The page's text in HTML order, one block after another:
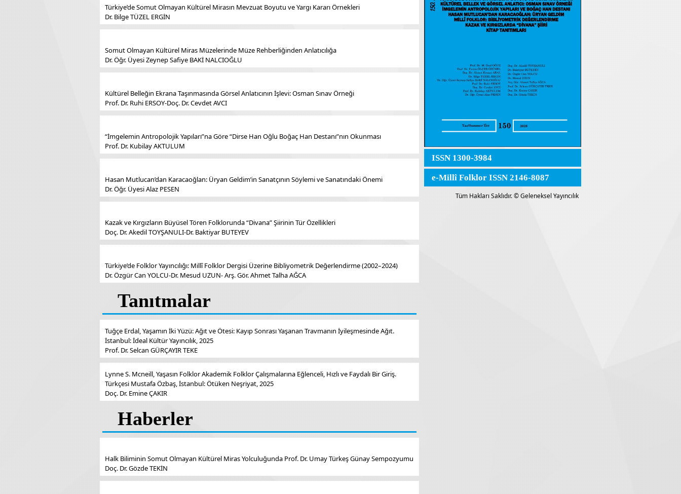
Türkiye’de Somut Olmayan Kültürel Mirasın Mevzuat Boyutu ve Yargı Kararı Örnekleri
Dr. Bilge TÜZEL ERGİN
Somut Olmayan Kültürel Miras Müzelerinde Müze Rehberliğinden Anlatıcılığa
Dr. Öğr. Üyesi Zeynep Safiye BAKİ NALCIOĞLU
Kültürel Belleğin Ekrana Taşınmasında Görsel Anlatıcının İşlevi: Osman Sınav Örneği
Prof. Dr. Ruhi ERSOY-Doç. Dr. Cevdet AVCI
“İmgelemin Antropolojik Yapıları”na Göre “Dirse Han Oğlu Boğaç Han Destanı”nın Okunması
Prof. Dr. Kubilay AKTULUM
Hasan Mutlucan’dan Karacaoğlan: Üryan Geldim’in Sanatçının Söylemi ve Sanatındaki Önemi
Dr. Öğr. Üyesi Alaz PESEN
Kazak ve Kırgızların Büyüsel Tören Folklorunda “Divana” Şiirinin Tür Özellikleri
Doç. Dr. Akedil TOYŞANULI-Dr. Baktiyar BUTEYEV
Türkiye’de Folklor Yayıncılığı: Millî Folklor Dergisi Üzerine Bibliyometrik Değerlendirme (2002–2024)
Dr. Özgür Can YOLCU-Dr. Mesud UZUN- Arş. Gör. Ahmet Talha AĞCA
Tanıtmalar
Tuğçe Erdal, Yaşamın İki Yüzü: Ağıt ve Ötesi: Kayıp Sonrası Yaşanan Travmanın İyileşmesinde Ağıt.
İstanbul: İdeal Kültür Yayıncılık, 2025
Prof. Dr. Selcan GÜRÇAYIR TEKE
Lynne S. Mcneill, Yaşasın Folklor Akademik Folklor Çalışmalarına Eğlenceli, Hızlı ve Faydalı Bir Giriş.
Türkçesi Mustafa Özbaş, İstanbul: Ötüken Neşriyat, 2025
Doç. Dr. Emine ÇAKIR
Haberler
Halk Biliminin Somut Olmayan Kültürel Miras Yolculuğunda Prof. Dr. Umay Türkeş Günay Sempozyumu
Doç. Dr. Gözde TEKİN
ISSN 1300-3984
e-Millî Folklor ISSN 2146-8087
Tüm Hakları Saklıdır. © Geleneksel Yayıncılık